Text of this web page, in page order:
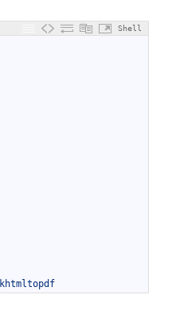
Shell